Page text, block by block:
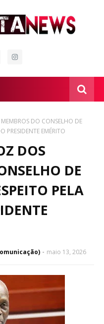
DO CONSELHO DE
PRESIDENTE EMÉRITO
DOS
DE
PELA
maio 13, 2026